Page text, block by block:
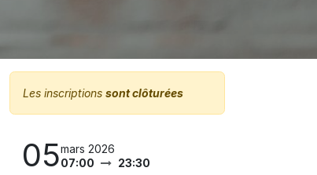
Les inscriptions sont clôturées
05mars 2026
07:00
23:30